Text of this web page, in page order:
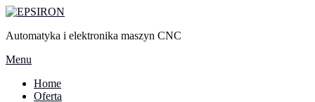
Przejdź
treści
Automatyka i elektronika maszyn CNC
Menu
Home
Oferta